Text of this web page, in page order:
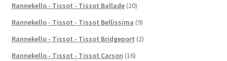
Rannekello - Tissot - Tissot Ballade (20)
Rannekello - Tissot - Tissot Bellissima (9)
Rannekello - Tissot - Tissot Bridgeport (2)
Rannekello - Tissot - Tissot Carson (16)